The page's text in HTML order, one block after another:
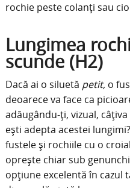
rochie peste colanți sau
Lungimea
scunde (H2)
Dacă ai o siluetă petit,o
deoarece va face ca
adăugându-ți, vizual,
ești adepta acestei
fustele și rochiile cu o
oprește chiar sub
opțiune excelentă în cazul